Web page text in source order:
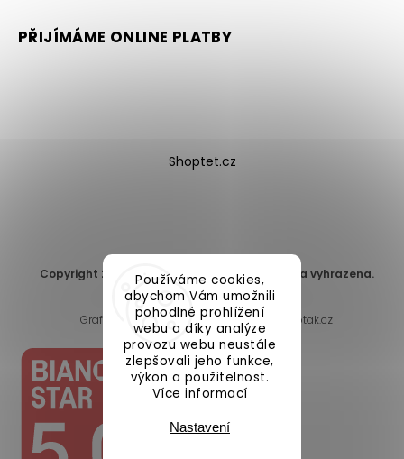
Používáme cookies,
abychom Vám umožnili
pohodlné prohlížení
webu a díky analýze
provozu webu neustále
zlepšovali jeho funkce,
výkon a použitelnost.
Více informací
Nastavení
PŘIJÍMÁME ONLINE PLATBY
Shoptet.cz
Copyright 2026 DomaLEP s.r.o. . Všechna práva vyhrazena.
Upravit nastavení cookies
Grafický návrh vytvořil a nakódoval
Shoptak.cz